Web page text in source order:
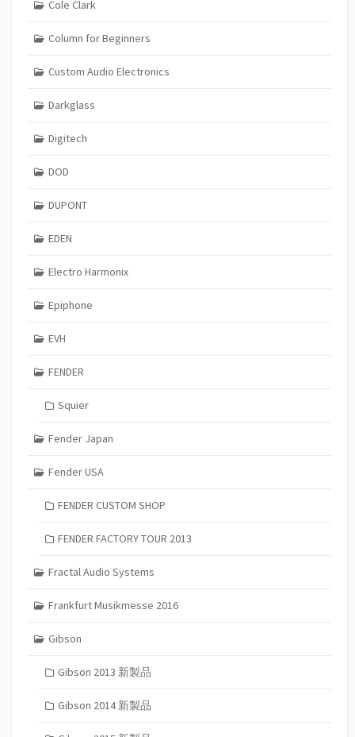
Cole Clark
Column for Beginners
Custom Audio Electronics
Darkglass
Digitech
DOD
DUPONT
EDEN
Electro Harmonix
Epiphone
EVH
FENDER
Squier
Fender Japan
Fender USA
FENDER CUSTOM SHOP
FENDER FACTORY TOUR 2013
Fractal Audio Systems
Frankfurt Musikmesse 2016
Gibson
Gibson 2013 新製品
Gibson 2014 新製品